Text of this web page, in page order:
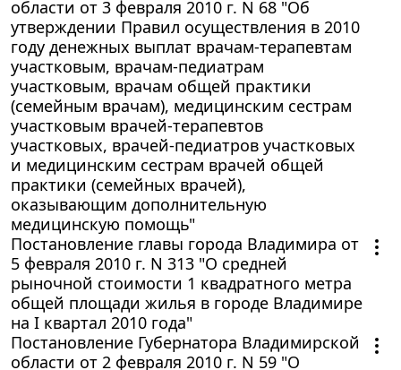
области от 3 февраля 2010 г. N 68 "Об
утверждении Правил осуществления в 2010
году денежных выплат врачам-терапевтам
участковым, врачам-педиатрам
участковым, врачам общей практики
(семейным врачам), медицинским сестрам
участковым врачей-терапевтов
участковых, врачей-педиатров участковых
и медицинским сестрам врачей общей
практики (семейных врачей),
оказывающим дополнительную
медицинскую помощь"
Постановление главы города Владимира от
5 февраля 2010 г. N 313 "О средней
рыночной стоимости 1 квадратного метра
общей площади жилья в городе Владимире
на I квартал 2010 года"
Постановление Губернатора Владимирской
области от 2 февраля 2010 г. N 59 "О